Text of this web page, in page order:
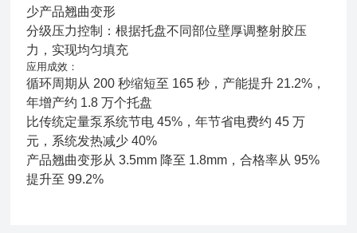
少产品翘曲变形
分级压力控制：根据托盘不同部位壁厚调整射胶压
力，实现均匀填充
应用成效：
循环周期从 200 秒缩短至 165 秒，产能提升 21.2%，
年增产约 1.8 万个托盘
比传统定量泵系统节电 45%，年节省电费约 45 万
元，系统发热减少 40%
产品翘曲变形从 3.5mm 降至 1.8mm，合格率从 95%
提升至 99.2%